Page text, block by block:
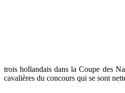
trois hollandais dans la Coupe des
cavalières du concours qui se sont